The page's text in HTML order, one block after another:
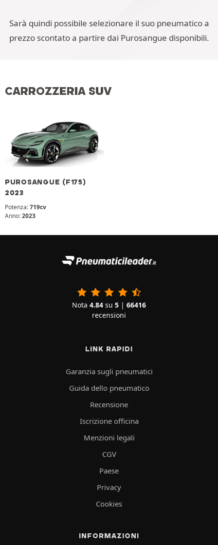
Sarà quindi possibile selezionare il suo pneumatico a
prezzo scontato a partire dai Purosangue disponibili.
CARROZZERIA SUV
PUROSANGUE (F175)
2023
Potenza:719cv
Anno:2023
Nota 4.84 su 5 | 66416
recensioni
LINK RAPIDI
Garanzia sugli pneumatici
Guida dello pneumatico
Recensione
Iscrizione officina
Menzioni legali
CGV
Paese
Privacy
Cookies
INFORMAZIONI